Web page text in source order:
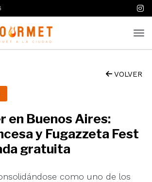
VOLVER
en Buenos Aires:
y Fugazzeta Fest
gratuita
como uno de los